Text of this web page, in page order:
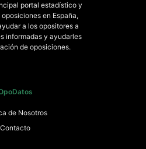
portal estadístico y
en España,
a los opositores a
informadas y ayudarles
de oposiciones.
de Nosotros
Contacto